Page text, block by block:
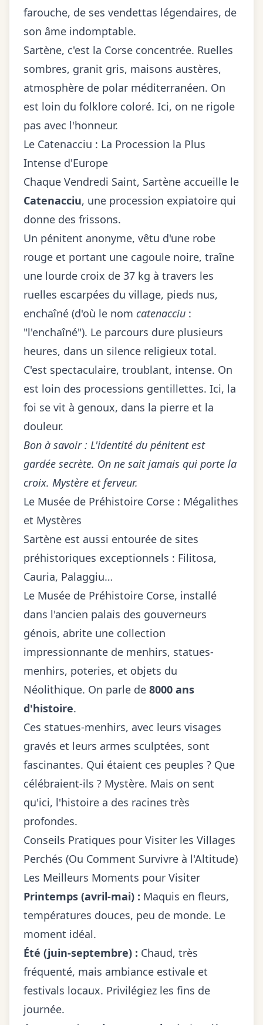
farouche, de ses vendettas légendaires, de
son âme indomptable.
Sartène, c'est la Corse concentrée. Ruelles
sombres, granit gris, maisons austères,
atmosphère de polar méditerranéen. On
est loin du folklore coloré. Ici, on ne rigole
pas avec l'honneur.
Le Catenacciu : La Procession la Plus
Intense d'Europe
Chaque Vendredi Saint, Sartène accueille le
Catenacciu, une procession expiatoire qui
donne des frissons.
Un pénitent anonyme, vêtu d'une robe
rouge et portant une cagoule noire, traîne
une lourde croix de 37 kg à travers les
ruelles escarpées du village, pieds nus,
enchaîné (d'où le nom catenacciu :
"l'enchaîné"). Le parcours dure plusieurs
heures, dans un silence religieux total.
C'est spectaculaire, troublant, intense. On
est loin des processions gentillettes. Ici, la
foi se vit à genoux, dans la pierre et la
douleur.
Bon à savoir : L'identité du pénitent est
gardée secrète. On ne sait jamais qui porte la
croix. Mystère et ferveur.
Le Musée de Préhistoire Corse : Mégalithes
et Mystères
Sartène est aussi entourée de sites
préhistoriques exceptionnels : Filitosa,
Cauria, Palaggiu…
Le Musée de Préhistoire Corse, installé
dans l'ancien palais des gouverneurs
génois, abrite une collection
impressionnante de menhirs, statues-
menhirs, poteries, et objets du
Néolithique. On parle de 8000 ans
d'histoire.
Ces statues-menhirs, avec leurs visages
gravés et leurs armes sculptées, sont
fascinantes. Qui étaient ces peuples ? Que
célébraient-ils ? Mystère. Mais on sent
qu'ici, l'histoire a des racines très
profondes.
Conseils Pratiques pour Visiter les Villages
Perchés (Ou Comment Survivre à l'Altitude)
Les Meilleurs Moments pour Visiter
Printemps (avril-mai) : Maquis en fleurs,
températures douces, peu de monde. Le
moment idéal.
Été (juin-septembre) : Chaud, très
fréquenté, mais ambiance estivale et
festivals locaux. Privilégiez les fins de
journée.